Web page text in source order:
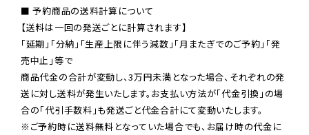
■ 予約商品の送料計算について
【送料は一回の発送ごとに計算されます】
「延期」「分納」「生産上限に伴う減数」「月またぎでのご予約」「発
売中止」等で
商品代金の合計が変動し、3万円未満となった場合、それぞれの発
送に対し送料が発生いたします。お支払い方法が「代金引換」の場
※ご予約時に送料無料となっていた場合でも、お届け時の代金に